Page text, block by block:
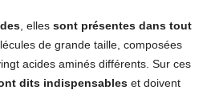
, elles sont présentes dans tout
de grande taille, composées
acides aminés différents. Sur ces
dits indispensables et doivent